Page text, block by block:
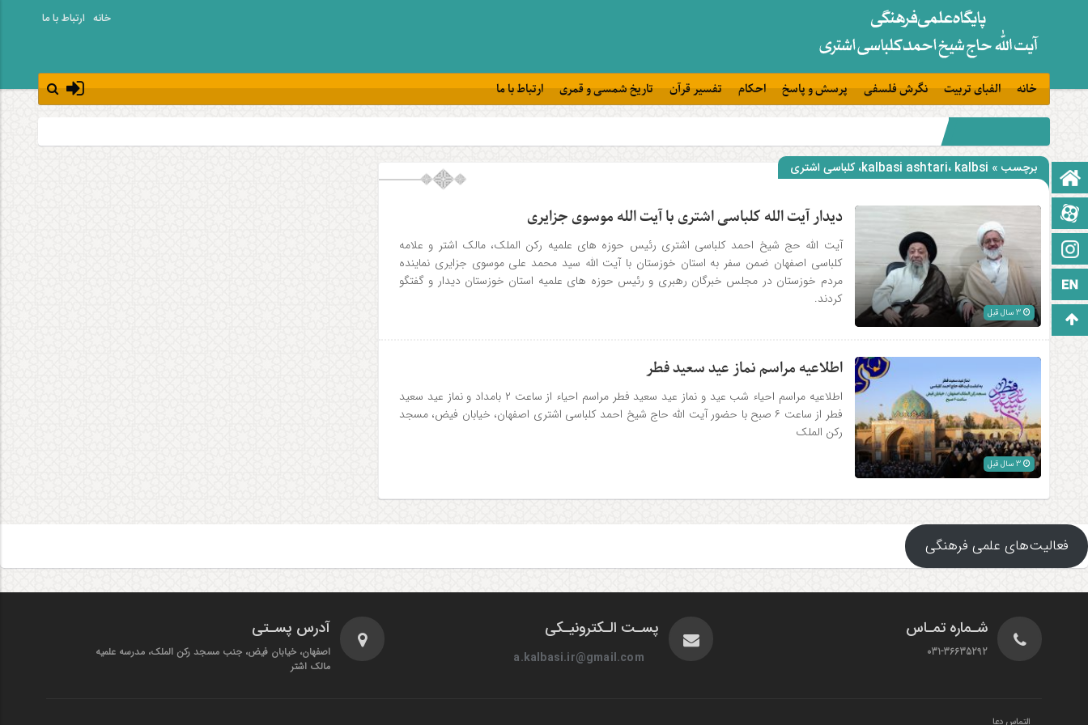
خانه ارتباط با ما
خانه الفبای تربیت نگرش فلسفی پرسش و پاسخ احکام تفسیر قرآن تاریخ شمسی و قمری ارتباط با ما
صفحه نخست
آپارات
اینستاگرام
زبان انگلیسی
برو بالا
برچسب » kalbasi ashtari، kalbsi، کلباسی اشتری
دیدار آیت الله کلباسی اشتری با آیت الله موسوی جزایری
آیت الله حج شیخ احمد کلباسی اشتری رئیس حوزه های علمیه رکن الملک، مالک اشتر و علامه
کلباسی اصفهان ضمن سفر به استان خوزستان با آیت الله سید محمد علی موسوی جزایری نماینده
مردم خوزستان در مجلس خبرگان رهبری و رئیس حوزه های علمیه استان خوزستان دیدار و گفتگو
کردند.
اطلاعیه مراسم نماز عید سعید فطر
اطلاعیه مراسم احیاء شب عید و نماز عید سعید فطر مراسم احیاء از ساعت ۲ بامداد و نماز عید سعید
فطر از ساعت ۶ صبح با حضور آیت الله حاج شیخ احمد کلباسی اشتری اصفهان، خیابان فیض، مسجد
رکن الملک
فعالیت‌های علمی فرهنگی
شـماره تمـاس
031-36635292
پسـت الـکترونیـکی
a.kalbasi.ir@gmail.com
آدرس پسـتی
اصفهان، خیابان فیض، جنب مسجد رکن الملک، مدرسه علمیه
مالک اشتر